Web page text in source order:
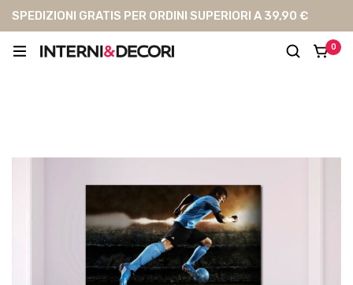
SPEDIZIONI GRATIS PER ORDINI SUPERIORI A 39,90 €
0